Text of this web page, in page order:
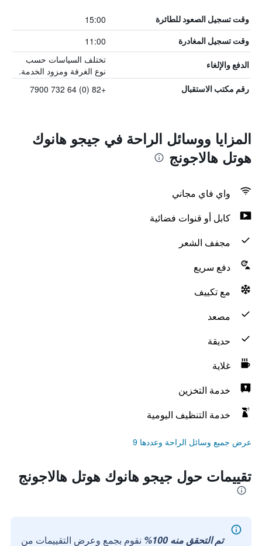
وقت تسجيل الصعود للطائرة 15:00
وقت تسجيل المغادرة 11:00
الدفع والإلغاء
تختلف السياسات حسب
نوع الغرفة ومزود الخدمة.
رقم مكتب الاستقبال +82 (0) 64 732 7900
المزايا ووسائل الراحة في جيجو هانوك
هوتل هالاجونج
واي فاي مجاني
كابل أو قنوات فضائية
مجفف الشعر
دفع سريع
مع تكييف
مصعد
حديقة
غلاية
خدمة التخزين
خدمة التنظيف اليومية
عرض جميع وسائل الراحة وعددها 9
تقييمات حول جيجو هانوك هوتل هالاجونج
تم التحقق منه 100% نقوم بجمع وعرض التقييمات من